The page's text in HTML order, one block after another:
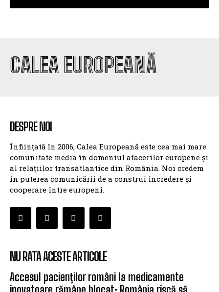
CALEA EUROPEANĂ
DESPRE NOI
Înființată în 2006, Calea Europeană este cea mai mare
comunitate media în domeniul afacerilor europene și
al relațiilor transatlantice din România. Noi credem
în puterea comunicării de a construi încredere și
cooperare între europeni.
NU RATA ACESTE ARTICOLE
Accesul pacienților români la medicamente